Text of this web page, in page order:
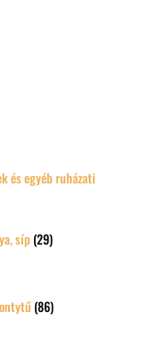
és egyéb ruházati
síp (29)
(86)